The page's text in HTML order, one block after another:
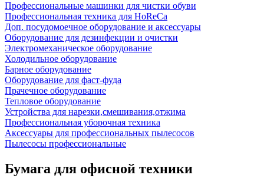
Профессиональные машинки для чистки обуви
Профессиональная техника для HoReCa
Доп. посудомоечное оборудование и аксессуары
Оборудование для дезинфекции и очистки
Электромеханическое оборудование
Холодильное оборудование
Барное оборудование
Оборудование для фаст-фуда
Прачечное оборудование
Тепловое оборудование
Устройства для нарезки,смешивания,отжима
Профессиональная уборочная техника
Аксессуары для профессиональных пылесосов
Пылесосы профессиональные
Бумага для офисной техники